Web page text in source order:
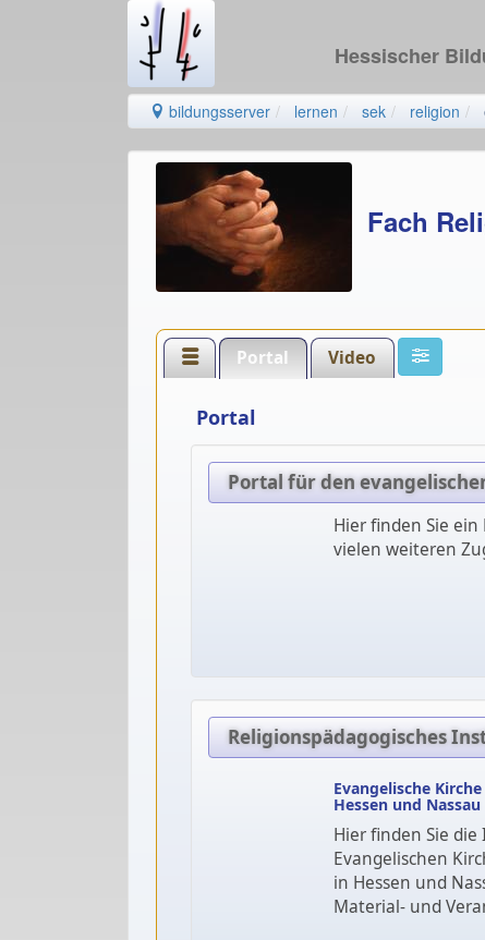
Hessischer
bildungsserver lernen sek religion
Fach
Portal Video
Portal
Portal für den
Hier finden Sie
vielen weiteren
Religionspädagogisches
Evangelische
Hessen und Nassau
Hier finden Sie
Evangelischen
in Hessen und
Material- und